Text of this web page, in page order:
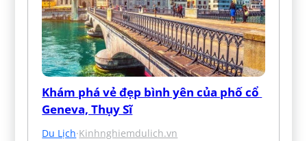
Khám phá vẻ đẹp bình yên của phố cổ
Geneva, Thụy Sĩ
Du Lịch·Kinhnghiemdulich.vn